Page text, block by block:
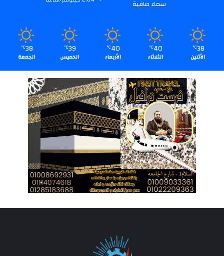
سماء صافية
38
℃
الأثنين
40
℃
الثلاثاء
40
℃
الأربعاء
39
℃
الخميس
38
℃
الجمعة